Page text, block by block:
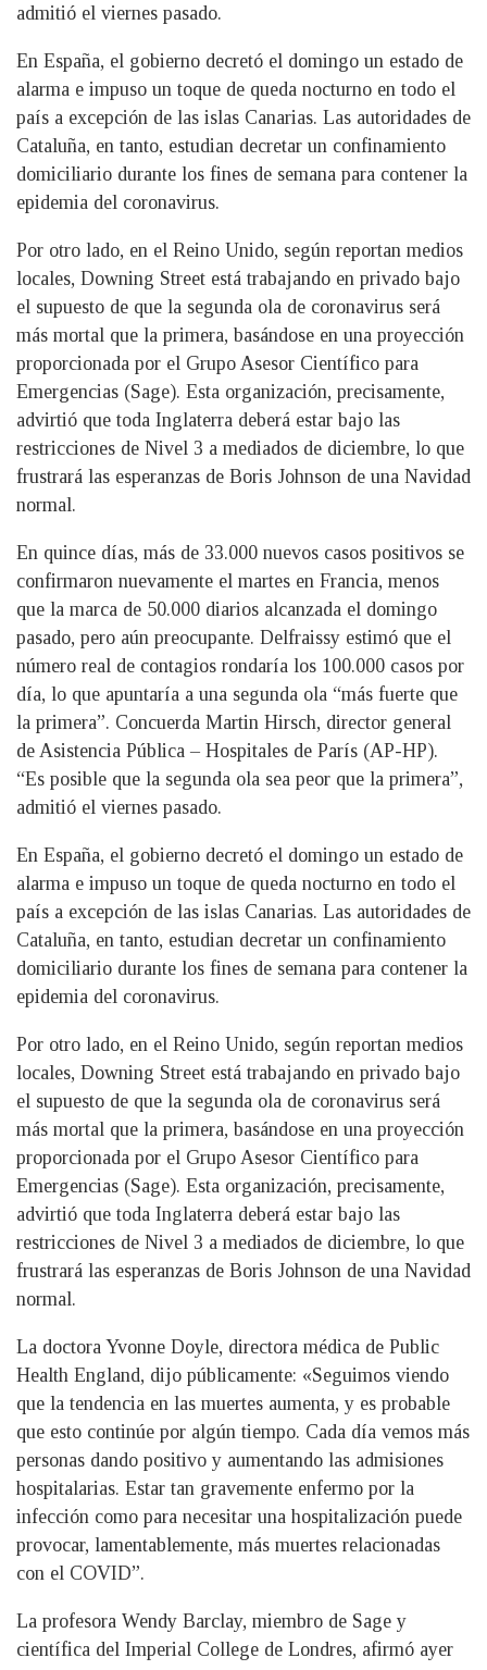
admitió el viernes pasado.
En España, el gobierno decretó el domingo un estado de
alarma e impuso un toque de queda nocturno en todo el
país a excepción de las islas Canarias. Las autoridades de
Cataluña, en tanto, estudian decretar un confinamiento
domiciliario durante los fines de semana para contener la
epidemia del coronavirus.
Por otro lado, en el Reino Unido, según reportan medios
locales, Downing Street está trabajando en privado bajo
el supuesto de que la segunda ola de coronavirus será
más mortal que la primera, basándose en una proyección
proporcionada por el Grupo Asesor Científico para
Emergencias (Sage). Esta organización, precisamente,
advirtió que toda Inglaterra deberá estar bajo las
restricciones de Nivel 3 a mediados de diciembre, lo que
frustrará las esperanzas de Boris Johnson de una Navidad
normal.
En quince días, más de 33.000 nuevos casos positivos se
confirmaron nuevamente el martes en Francia, menos
que la marca de 50.000 diarios alcanzada el domingo
pasado, pero aún preocupante. Delfraissy estimó que el
número real de contagios rondaría los 100.000 casos por
día, lo que apuntaría a una segunda ola “más fuerte que
la primera”. Concuerda Martin Hirsch, director general
de Asistencia Pública – Hospitales de París (AP-HP).
“Es posible que la segunda ola sea peor que la primera”,
admitió el viernes pasado.
En España, el gobierno decretó el domingo un estado de
alarma e impuso un toque de queda nocturno en todo el
país a excepción de las islas Canarias. Las autoridades de
Cataluña, en tanto, estudian decretar un confinamiento
domiciliario durante los fines de semana para contener la
epidemia del coronavirus.
Por otro lado, en el Reino Unido, según reportan medios
locales, Downing Street está trabajando en privado bajo
el supuesto de que la segunda ola de coronavirus será
más mortal que la primera, basándose en una proyección
proporcionada por el Grupo Asesor Científico para
Emergencias (Sage). Esta organización, precisamente,
advirtió que toda Inglaterra deberá estar bajo las
restricciones de Nivel 3 a mediados de diciembre, lo que
frustrará las esperanzas de Boris Johnson de una Navidad
normal.
La doctora Yvonne Doyle, directora médica de Public
Health England, dijo públicamente: «Seguimos viendo
que la tendencia en las muertes aumenta, y es probable
que esto continúe por algún tiempo. Cada día vemos más
personas dando positivo y aumentando las admisiones
hospitalarias. Estar tan gravemente enfermo por la
infección como para necesitar una hospitalización puede
provocar, lamentablemente, más muertes relacionadas
con el COVID”.
La profesora Wendy Barclay, miembro de Sage y
científica del Imperial College de Londres, afirmó ayer